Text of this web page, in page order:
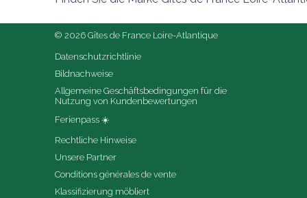
© 2026 Gîtes de France Loire-Atlantique
Datenschutzrichtlinie
Bildnachweise
Allgemeine Geschäftsbedingungen für die
Nutzung von Kundenbewertungen
Ferienpass ☀️
Rechtliche Hinweise
Unsere Partner
Conditions générales de vente
Klassifizierung möbliert